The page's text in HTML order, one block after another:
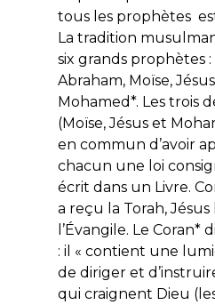
tous les prophètes
La tradition
six grands prophètes :
Abraham, Moïse,
Mohamed*. Les trois
(Moïse, Jésus et
en commun d’avoir
chacun une loi
écrit dans un Livre.
a reçu la Torah,
l’Évangile. Le Coran*
: il « contient une
de diriger et
qui craignent Dieu